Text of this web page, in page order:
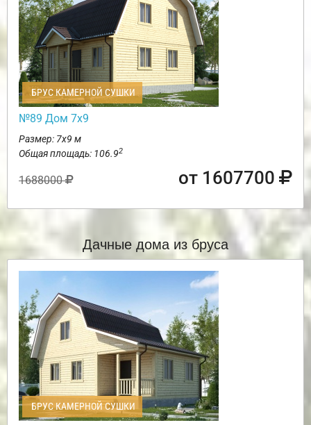
БРУС КАМЕРНОЙ СУШКИ
№89 Дом 7х9
Размер: 7х9 м
Общая площадь: 106.92
1688000 от 1607700
Дачные дома из бруса
БРУС КАМЕРНОЙ СУШКИ